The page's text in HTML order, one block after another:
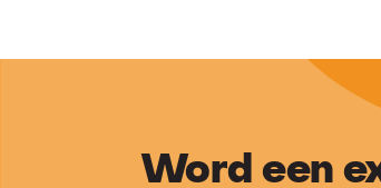
Word een